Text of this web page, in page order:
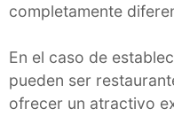
completamente
En el caso de
pueden ser
ofrecer un atractivo